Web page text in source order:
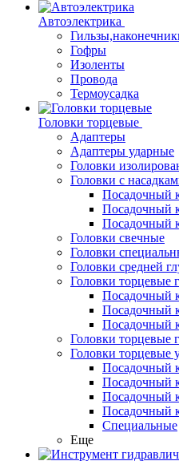
Автоэлектрика
Гофры
Изоленты
Провода
Термоусадка
Головки торцевые
Адаптеры
Адаптеры ударные
Головки
Головки с
Посадочный
Посадочный
Посадочный
Головки свечные
Головки
Головки средней
Головки торцевые
Посадочный
Посадочный
Посадочный
Головки торцевые
Головки торцевые
Посадочный
Посадочный
Посадочный
Посадочный
Специальные
Еще